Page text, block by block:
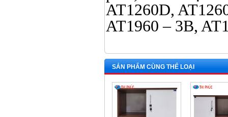
AT1260D,
AT1960 – 3B,
SẢN PHẨM CÙNG THỂ LOẠI